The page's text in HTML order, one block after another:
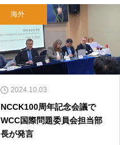
海外
2024.10.03
NCCK100周年記念会議で
WCC国際問題委員会担当部
長が発言